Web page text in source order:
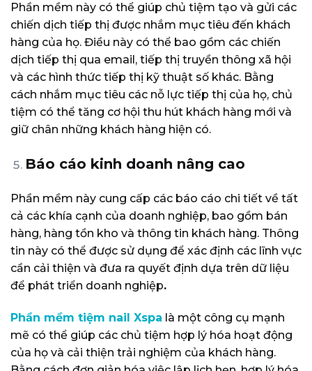
Phần mềm này có thể giúp chủ tiệm tạo và gửi các
chiến dịch tiếp thị được nhắm mục tiêu đến khách
hàng của họ. Điều này có thể bao gồm các chiến
dịch tiếp thị qua email, tiếp thị truyền thông xã hội
và các hình thức tiếp thị kỹ thuật số khác. Bằng
cách nhắm mục tiêu các nỗ lực tiếp thị của họ, chủ
tiệm có thể tăng cơ hội thu hút khách hàng mới và
giữ chân những khách hàng hiện có.
Báo cáo kinh doanh nâng cao
Phần mềm này cung cấp các báo cáo chi tiết về tất
cả các khía cạnh của doanh nghiệp, bao gồm bán
hàng, hàng tồn kho và thông tin khách hàng. Thông
tin này có thể được sử dụng để xác định các lĩnh vực
cần cải thiện và đưa ra quyết định dựa trên dữ liệu
để phát triển doanh nghiệp.
Phần mềm tiệm nail Xspa là một công cụ mạnh
mẽ có thể giúp các chủ tiệm hợp lý hóa hoạt động
của họ và cải thiện trải nghiệm của khách hàng.